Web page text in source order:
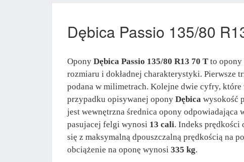
Dębica Passio 135/80
Opony Dębica Passio 135/80 R13 70 T to opony
rozmiaru i dokładnej charakterystyki.
podana w milimetrach. Kolejne dwie cyfry,
przypadku opisywanej opony Dębica wysokość
jest wewnętrzna średnica opony
pasujacej felgi wynosi 13 cali. Indeks prędkości
się z maksymalną dpouszczalną prędkością na
obciążenie na oponę wynosi 335 kg.